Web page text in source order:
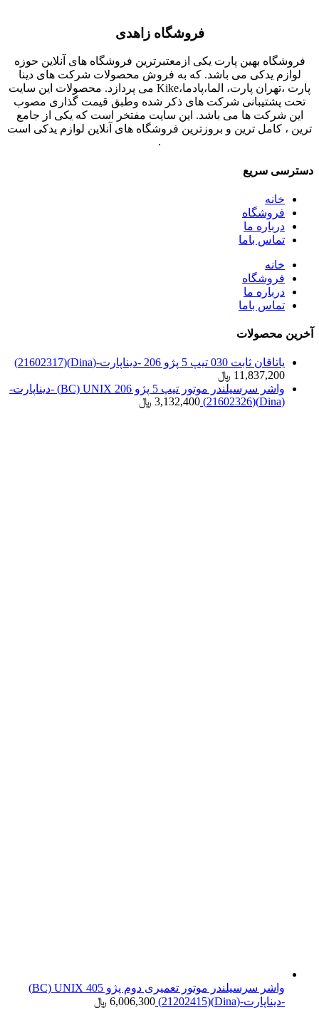
فروشگاه زاهدی
فروشگاه بهین پارت یکی ازمعتبرترین فروشگاه های آنلاین حوزه
لوازم یدکی می باشد. که به فروش محصولات شرکت های دینا
پارت ،تهران پارت، الما،پادما،Kike می پردازد. محصولات این سایت
تحت پشتیبانی شرکت های ذکر شده وطبق قیمت گذاری مصوب
این شرکت ها می باشد. این سایت مفتخر است که یکی از جامع
ترین ، کامل ترین و بروزترین فروشگاه های آنلاین لوازم یدکی است
.
دسترسی سریع
خانه
فروشگاه
درباره ما
تماس باما
خانه
فروشگاه
درباره ما
تماس باما
آخرین محصولات
یاتاقان ثابت 030 تیپ 5 پژو 206 -دیناپارت-(Dina)(21602317)
11,837,200 ﷼
واشر سرسیلندر موتور تیپ 5 پژو 206 BC) UNIX) -دیناپارت-
(Dina)(21602326)
3,132,400 ﷼
واشر سرسیلندر موتور تعمیری دوم پژو 405 BC) UNIX)
-دیناپارت-(Dina)(21202415)
6,006,300 ﷼